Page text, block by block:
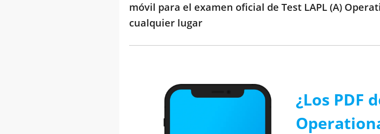
móvil para el examen oficial de Test LAPL (A)
cualquier lugar
¿Los PDF